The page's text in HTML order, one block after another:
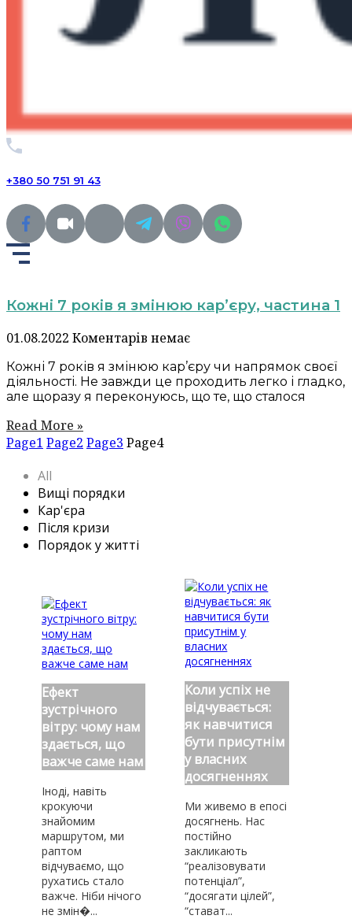
+380 50 751 91 43
Кожні 7 років я змінюю кар’єру, частина 1
01.08.2022 Коментарів немає
Кожні 7 років я змінюю кар’єру чи напрямок своєї
діяльності. Не завжди це проходить легко і гладко,
але щоразу я переконуюсь, що те, що сталося
Read More »
Page1 Page2 Page3 Page4
All
Вищі порядки
Кар'єра
Після кризи
Порядок у житті
Ефект
зустрічного
вітру: чому нам
здається, що
важче саме нам
Іноді, навіть
крокуючи
знайомим
маршрутом, ми
раптом
відчуваємо, що
рухатись стало
важче. Ніби нічого
не змін�...
Коли успіх не
відчувається:
як навчитися
бути присутнім
у власних
досягненнях
Ми живемо в епосі
досягнень. Нас
постійно
закликають
“реалізовувати
потенціал”,
“досягати цілей”,
“стават...